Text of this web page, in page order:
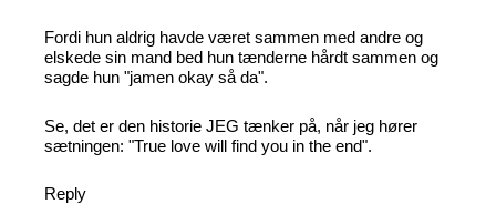
Fordi hun aldrig havde været sammen med andre og
elskede sin mand bed hun tænderne hårdt sammen og
sagde hun "jamen okay så da".
Se, det er den historie JEG tænker på, når jeg hører
sætningen: "True love will find you in the end".
Reply